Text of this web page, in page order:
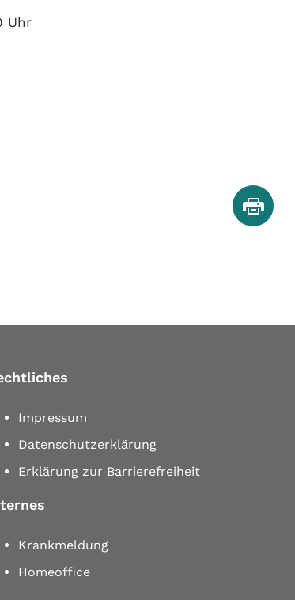
Uhr
Impressum
Datenschutzerklärung
Erklärung zur Barrierefreiheit
Krankmeldung
Homeoffice